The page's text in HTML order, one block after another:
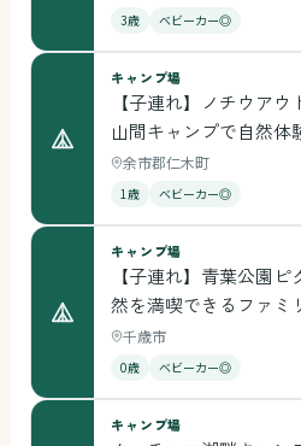
3歳 ベビーカー◎
キャンプ場
【子連れ】ノチウア
山間キャンプで自然体
余市郡仁木町
1歳 ベビーカー◎
キャンプ場
【子連れ】青葉公園
然を満喫できるファミ
千歳市
0歳 ベビーカー◎
キャンプ場